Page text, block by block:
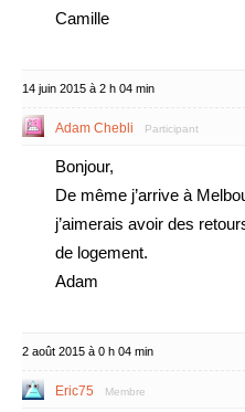
Camille
14 juin 2015 à 2 h 04 min
Adam Chebli Participant
Bonjour,
De même j’arrive à
j’aimerais avoir des
de logement.
Adam
2 août 2015 à 0 h 04 min
Eric75 Membre